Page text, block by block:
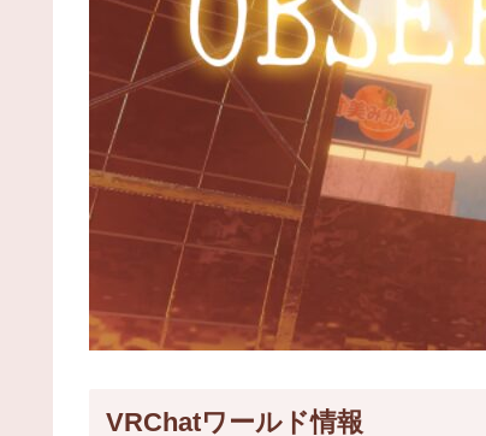
VRChatワールド情報